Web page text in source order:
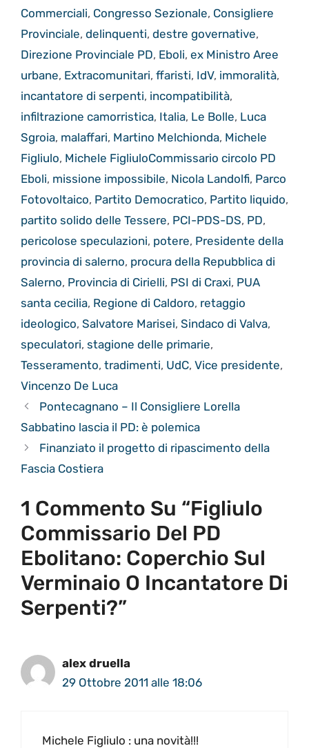
Commerciali, Congresso Sezionale, Consigliere
Provinciale, delinquenti, destre governative,
Direzione Provinciale PD, Eboli, ex Ministro Aree
urbane, Extracomunitari, ffaristi, IdV, immoralità,
incantatore di serpenti, incompatibilità,
infiltrazione camorristica, Italia, Le Bolle, Luca
Sgroia, malaffari, Martino Melchionda, Michele
Figliulo, Michele FigliuloCommissario circolo PD
Eboli, missione impossibile, Nicola Landolfi, Parco
Fotovoltaico, Partito Democratico, Partito liquido,
partito solido delle Tessere, PCI-PDS-DS, PD,
pericolose speculazioni, potere, Presidente della
provincia di salerno, procura della Repubblica di
Salerno, Provincia di Cirielli, PSI di Craxi, PUA
santa cecilia, Regione di Caldoro, retaggio
ideologico, Salvatore Marisei, Sindaco di Valva,
speculatori, stagione delle primarie,
Tesseramento, tradimenti, UdC, Vice presidente,
Vincenzo De Luca
Pontecagnano – Il Consigliere Lorella
Sabbatino lascia il PD: è polemica
Finanziato il progetto di ripascimento della
Fascia Costiera
1 Commento Su “Figliulo
Commissario Del PD
Ebolitano: Coperchio Sul
Verminaio O Incantatore Di
Serpenti?”
alex druella
29 Ottobre 2011 alle 18:06
Michele Figliulo : una novità!!!